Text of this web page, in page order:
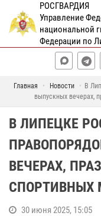
РОСГВАРДИЯ
Управление
национальной
Федерации по
Главная Новости
В
выпускных вечерах,
В ЛИПЕЦКЕ
ВЕЧЕРАХ,
СПОРТИВНЫХ
30 июня 2025, 15:05